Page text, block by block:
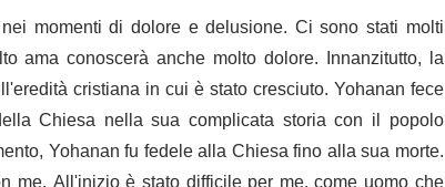
momenti di dolore e delusione. Ci sono stati molti
ama conoscerà anche molto dolore. Innanzitutto, la
cristiana in cui è stato cresciuto. Yohanan fece
Chiesa nella sua complicata storia con il popolo
Yohanan fu fedele alla Chiesa fino alla sua morte.